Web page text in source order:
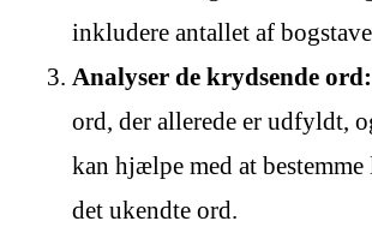
inkludere antallet af
Analyser de krydsende ord:
ord, der allerede er udfyldt,
kan hjælpe med at
det ukendte ord.